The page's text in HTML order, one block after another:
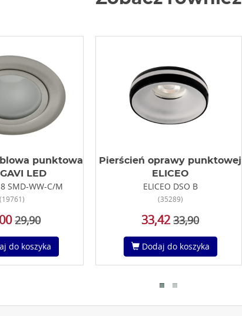
punktowa
LED
SMD-WW-C/M
(19761)
29,90
do koszyka
Pierścień oprawy punktowej
ELICEO
ELICEO DSO B
(35289)
33,42 33,90
Dodaj do koszyka